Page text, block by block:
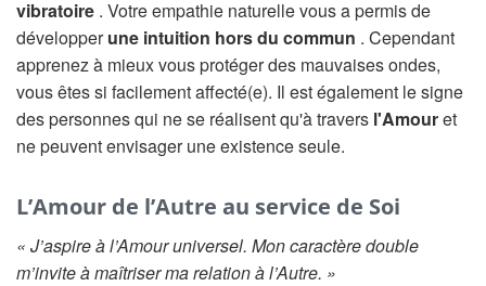
vibratoire . Votre empathie naturelle vous a permis de
développerune intuition hors du commun . Cependant
apprenez à mieux vous protéger des mauvaises ondes,
vous êtes si facilement affecté(e). Il est également le signe
des personnes qui ne se réalisent qu'à travers l'Amouret
ne peuvent envisager une existence seule.
L’Amour de l’Autre au service de Soi
« J’aspire à l’Amour universel. Mon caractère double
m’invite à maîtriser ma relation à l’Autre. »